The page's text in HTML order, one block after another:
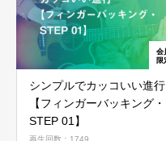
シンプルでカッコいい進行
【フィンガーバッキング・
STEP 01】
再生回数：1749